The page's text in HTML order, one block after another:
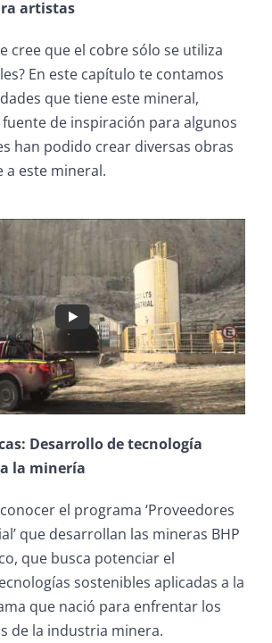
artistas
cree que el cobre sólo se utiliza
En este capítulo te contamos
que tiene este mineral,
de inspiración para algunos
han podido crear diversas obras
a este mineral.
Desarrollo de tecnología
la minería
el programa ‘Proveedores
que desarrollan las mineras BHP
que busca potenciar el
sostenibles aplicadas a la
que nació para enfrentar los
de la industria minera.